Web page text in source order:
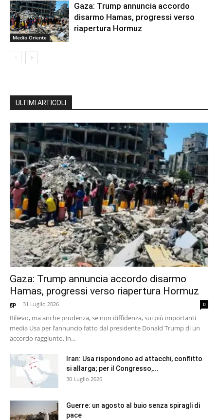
Medio Oriente
Gaza: Trump annuncia accordo
disarmo Hamas, progressi verso
riapertura Hormuz
ULTIMI ARTICOLI
Gaza: Trump annuncia accordo disarmo
Hamas, progressi verso riapertura Hormuz
gp - 31 Luglio 2026 0
Rilievo, ma anche prudenza, se non diffidenza, sui più importanti
media Usa per l’annuncio fatto dal presidente Donald Trump di un
accordo raggiunto, in...
Iran: Usa rispondono ad attacchi, conflitto
si allarga; per il Congresso,...
30 Luglio 2026
Guerre: un agosto al buio senza spiragli di
pace